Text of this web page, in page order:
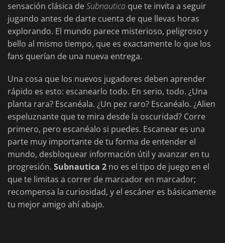
sensación clásica deSubnautica que te invita a seguir
jugando antes de darte cuenta de que llevas horas
explorando. El mundo parece misterioso, peligroso y
bello al mismo tiempo, que es exactamente lo que los
fans querían de una nueva entrega.
Una cosa que los nuevos jugadores deben aprender
rápido es esto: escanearlo todo. En serio, todo. ¿Una
planta rara? Escanéala. ¿Un pez raro? Escanéalo. ¿Alien
espeluznante que te mira desde la oscuridad? Corre
primero, pero escanéalo si puedes. Escanear es una
parte muy importante de tu forma de entender el
mundo, desbloquear información útil y avanzar en tu
progresión. Subnautica 2 no es el tipo de juego en el
que te limitas a correr de marcador en marcador;
recompensa la curiosidad, y el escáner es básicamente
tu mejor amigo ahí abajo.